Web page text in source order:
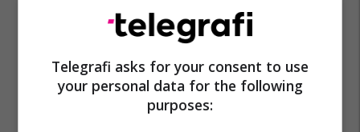
Telegrafi asks for your consent to use
your personal data for the following
purposes: